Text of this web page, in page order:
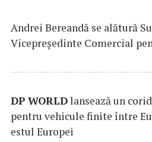
Andrei Bereandă se alătură
Vicepreședinte Comercial
DP WORLDlansează un
pentru vehicule finite între
estul Europei